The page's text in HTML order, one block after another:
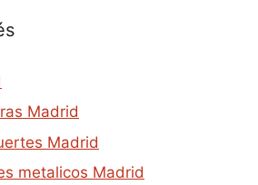
Madrid
Madrid
metalicos Madrid